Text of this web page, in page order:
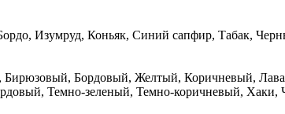
Изумруд, Коньяк, Синий сапфир, Табак,
Бирюзовый, Бордовый, Желтый, Коричневый,
Темно-зеленый, Темно-коричневый, Хаки,